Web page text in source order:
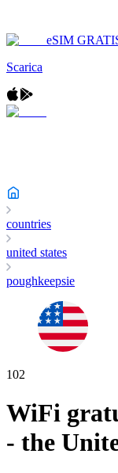
eSIM
Scarica
countries
united states
poughkeepsie
102
WiFi
- the